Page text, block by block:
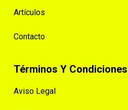
Artículos
Contacto
Términos Y Condiciones
Aviso Legal